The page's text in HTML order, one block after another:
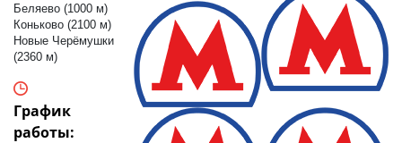
Беляево (1000 м)
Коньково (2100 м)
Новые Черёмушки
(2360 м)
График
работы: